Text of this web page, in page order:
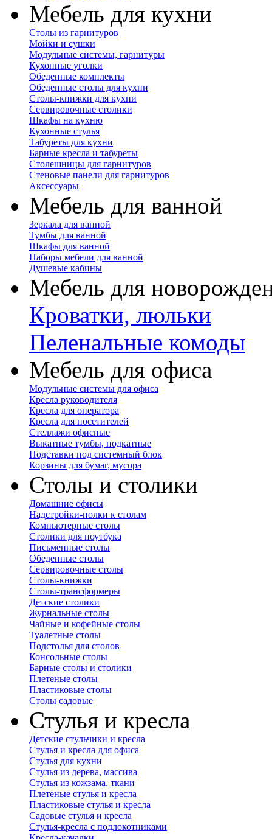
Мебель для кухни
Столы из гарнитуров
Мойки и сушки
Модульные системы, гарнитуры
Кухонные уголки
Обеденные комплекты
Обеденные столы для кухни
Столы-книжки для кухни
Сервировочные столики
Шкафы на кухню
Кухонные стулья
Табуреты для кухни
Барные кресла и табуреты
Столешницы для гарнитуров
Стеновые панели для гарнитуров
Аксессуары
Мебель для ванной
Зеркала для ванной
Тумбы для ванной
Шкафы для ванной
Наборы мебели для ванной
Душевые кабины
Мебель для
Кроватки, люльки
Пеленальные комоды
Мебель для офиса
Модульные системы для офиса
Кресла руководителя
Кресла для оператора
Кресла для посетителей
Стеллажи офисные
Выкатные тумбы, подкатные
Подставки под системный блок
Корзины для бумаг, мусора
Столы и столики
Домашние офисы
Надстройки-полки к столам
Компьютерные столы
Столики для ноутбука
Письменные столы
Обеденные столы
Сервировочные столы
Столы-книжки
Столы-трансформеры
Детские столики
Журнальные столы
Чайные и кофейные столы
Туалетные столы
Подстолья для столов
Консольные столы
Барные столы и столики
Плетеные столы
Пластиковые столы
Столы садовые
Стулья и кресла
Детские стульчики и кресла
Стулья и кресла для офиса
Стулья для кухни
Стулья из дерева, массива
Стулья из кожзама, ткани
Плетеные стулья и кресла
Пластиковые стулья и кресла
Садовые стулья и кресла
Стулья-кресла с подлокотниками